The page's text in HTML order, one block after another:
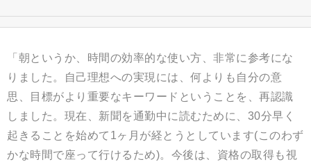
「朝というか、時間の効率的な使い方、非常に参考にな
りました。自己理想への実現には、何よりも自分の意
思、目標がより重要なキーワードということを、再認識
しました。現在、新聞を通勤中に読むために、30分早く
起きることを始めて1ヶ月が経とうとしています(このわず
かな時間で座って行けるため)。今後は、資格の取得も視